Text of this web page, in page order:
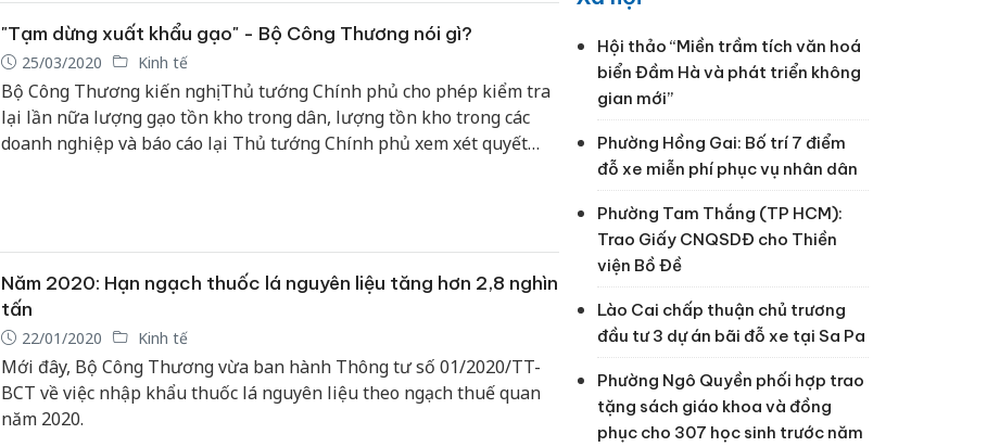
"Tạm dừng xuất khẩu gạo" - Bộ Công Thương nói gì?
25/03/2020 Kinh tế
Bộ Công Thương kiến nghị Thủ tướng Chính phủ cho phép kiểm tra
lại lần nữa lượng gạo tồn kho trong dân, lượng tồn kho trong các
doanh nghiệp và báo cáo lại Thủ tướng Chính phủ xem xét quyết
Năm 2020: Hạn ngạch thuốc lá nguyên liệu tăng hơn 2,8 nghìn
tấn
22/01/2020 Kinh tế
Mới đây, Bộ Công Thương vừa ban hành Thông tư số 01/2020/TT-
BCT về việc nhập khẩu thuốc lá nguyên liệu theo ngạch thuế quan
năm 2020.
Hội thảo “Miền trầm tích văn hoá
biển Đầm Hà và phát triển không
gian mới”
Phường Hồng Gai: Bố trí 7 điểm
đỗ xe miễn phí phục vụ nhân dân
Phường Tam Thắng (TP HCM):
Trao Giấy CNQSDĐ cho Thiền
viện Bồ Đề
Lào Cai chấp thuận chủ trương
đầu tư 3 dự án bãi đỗ xe tại Sa Pa
Phường Ngô Quyền phối hợp trao
tặng sách giáo khoa và đồng
phục cho 307 học sinh trước năm